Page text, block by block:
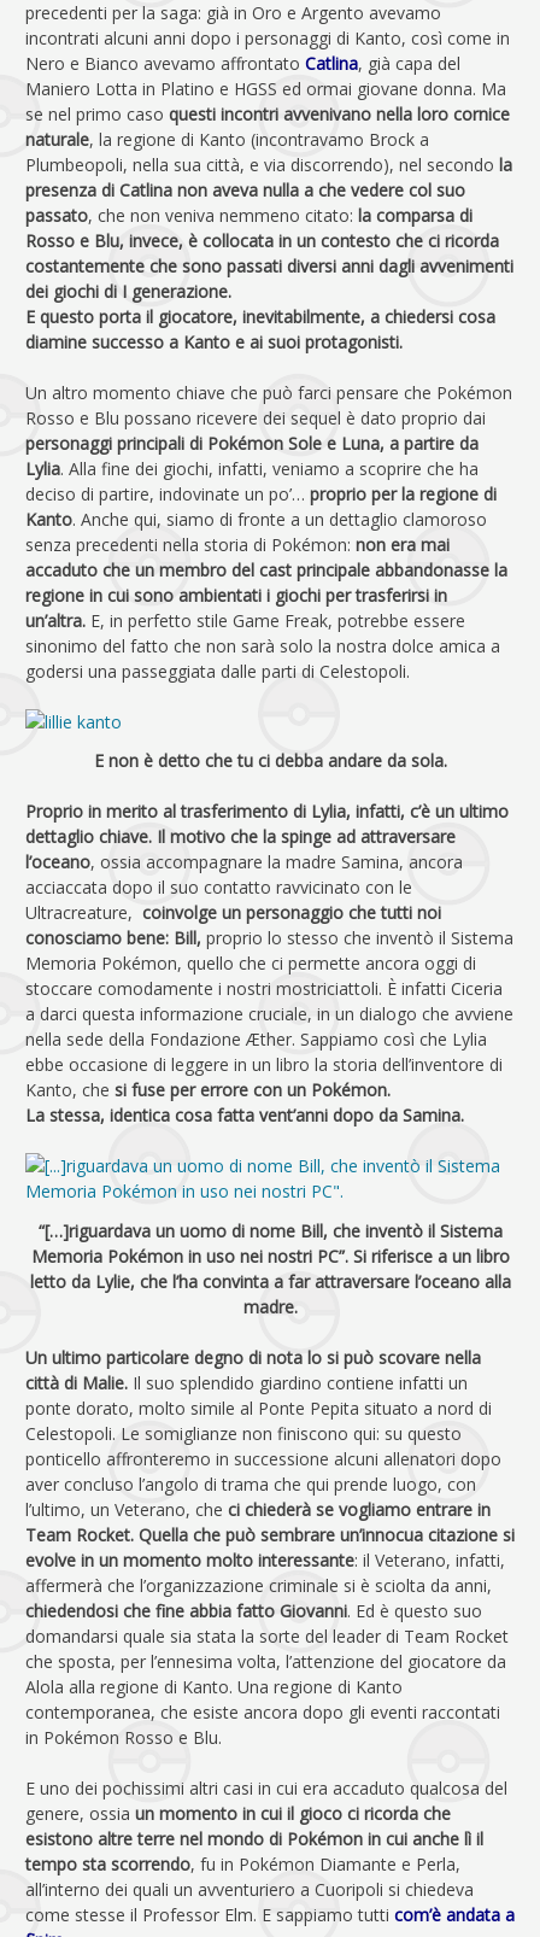
precedenti per la saga: già in Oro e Argento avevamo
incontrati alcuni anni dopo i personaggi di Kanto, così come in
Nero e Bianco avevamo affrontato Catlina, già capa del
Maniero Lotta in Platino e HGSS ed ormai giovane donna. Ma
se nel primo caso questi incontri avvenivano nella loro cornice
naturale, la regione di Kanto (incontravamo Brock a
Plumbeopoli, nella sua città, e via discorrendo), nel secondo la
presenza di Catlina non aveva nulla a che vedere col suo
passato, che non veniva nemmeno citato: la comparsa di
Rosso e Blu, invece, è collocata in un contesto che ci ricorda
costantemente che sono passati diversi anni dagli avvenimenti
dei giochi di I generazione.
E questo porta il giocatore, inevitabilmente, a chiedersi cosa
diamine successo a Kanto e ai suoi protagonisti.
Un altro momento chiave che può farci pensare che Pokémon
Rosso e Blu possano ricevere dei sequel è dato proprio dai
personaggi principali di Pokémon Sole e Luna, a partire da
Lylia. Alla fine dei giochi, infatti, veniamo a scoprire che ha
deciso di partire, indovinate un po’… proprio per la regione di
Kanto. Anche qui, siamo di fronte a un dettaglio clamoroso
senza precedenti nella storia di Pokémon: non era mai
accaduto che un membro del cast principale abbandonasse la
regione in cui sono ambientati i giochi per trasferirsi in
un’altra. E, in perfetto stile Game Freak, potrebbe essere
sinonimo del fatto che non sarà solo la nostra dolce amica a
godersi una passeggiata dalle parti di Celestopoli.
E non è detto che tu ci debba andare da sola.
Proprio in merito al trasferimento di Lylia, infatti, c’è un ultimo
dettaglio chiave. Il motivo che la spinge ad attraversare
l’oceano, ossia accompagnare la madre Samina, ancora
acciaccata dopo il suo contatto ravvicinato con le
Ultracreature, coinvolge un personaggio che tutti noi
conosciamo bene: Bill, proprio lo stesso che inventò il Sistema
Memoria Pokémon, quello che ci permette ancora oggi di
stoccare comodamente i nostri mostriciattoli. È infatti Ciceria
a darci questa informazione cruciale, in un dialogo che avviene
nella sede della Fondazione Æther. Sappiamo così che Lylia
ebbe occasione di leggere in un libro la storia dell’inventore di
Kanto, che si fuse per errore con un Pokémon.
La stessa, identica cosa fatta vent’anni dopo da Samina.
“[…]riguardava un uomo di nome Bill, che inventò il Sistema
Memoria Pokémon in uso nei nostri PC”. Si riferisce a un libro
letto da Lylie, che l’ha convinta a far attraversare l’oceano alla
madre.
Un ultimo particolare degno di nota lo si può scovare nella
città di Malie. Il suo splendido giardino contiene infatti un
ponte dorato, molto simile al Ponte Pepita situato a nord di
Celestopoli. Le somiglianze non finiscono qui: su questo
ponticello affronteremo in successione alcuni allenatori dopo
aver concluso l’angolo di trama che qui prende luogo, con
l’ultimo, un Veterano, che ci chiederà se vogliamo entrare in
Team Rocket. Quella che può sembrare un’innocua citazione si
evolve in un momento molto interessante: il Veterano, infatti,
affermerà che l’organizzazione criminale si è sciolta da anni,
chiedendosi che fine abbia fatto Giovanni. Ed è questo suo
domandarsi quale sia stata la sorte del leader di Team Rocket
che sposta, per l’ennesima volta, l’attenzione del giocatore da
Alola alla regione di Kanto. Una regione di Kanto
contemporanea, che esiste ancora dopo gli eventi raccontati
in Pokémon Rosso e Blu.
E uno dei pochissimi altri casi in cui era accaduto qualcosa del
genere, ossia un momento in cui il gioco ci ricorda che
esistono altre terre nel mondo di Pokémon in cui anche lì il
tempo sta scorrendo, fu in Pokémon Diamante e Perla,
all’interno dei quali un avventuriero a Cuoripoli si chiedeva
come stesse il Professor Elm. E sappiamo tutti com’è andata a